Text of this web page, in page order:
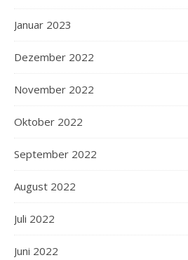
Januar 2023
Dezember 2022
November 2022
Oktober 2022
September 2022
August 2022
Juli 2022
Juni 2022